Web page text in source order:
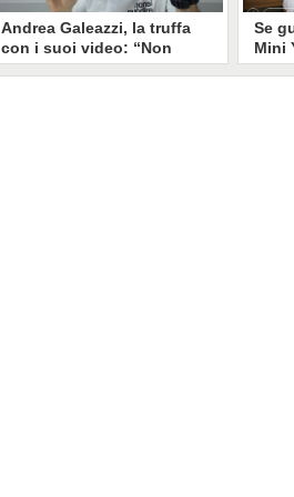
Andrea Galeazzi, la truffa
con i suoi video: “Non
sono io quello. Mi hanno
Se
Mini
per
You,